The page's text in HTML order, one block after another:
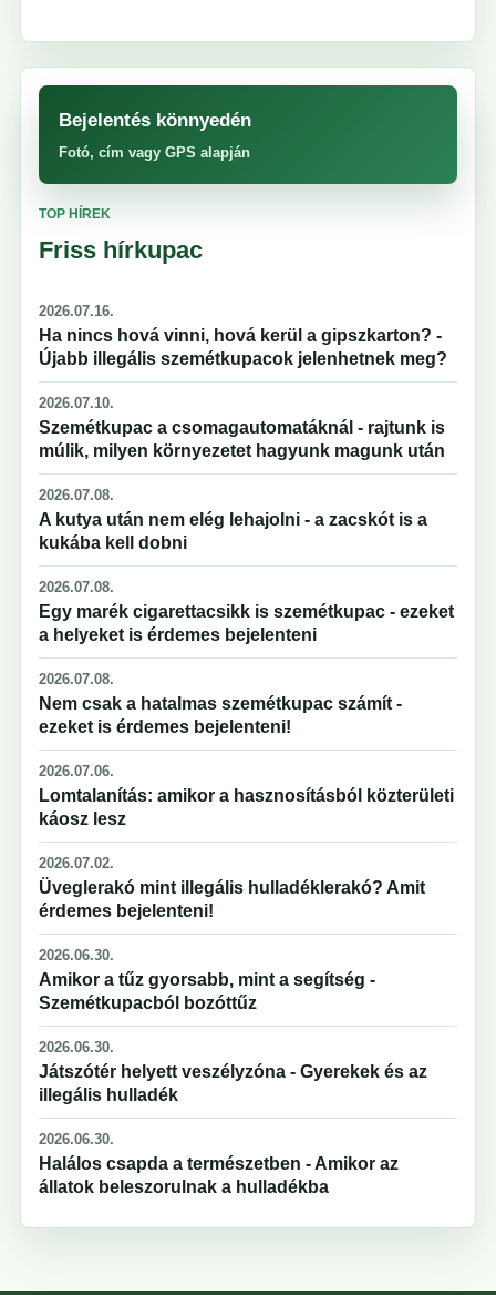
Bejelentés könnyedén
Fotó, cím vagy GPS alapján
TOP HÍREK
Friss hírkupac
2026.07.16.
Ha nincs hová vinni, hová kerül a gipszkarton? -
Újabb illegális szemétkupacok jelenhetnek meg?
2026.07.10.
Szemétkupac a csomagautomatáknál - rajtunk is
múlik, milyen környezetet hagyunk magunk után
2026.07.08.
A kutya után nem elég lehajolni - a zacskót is a
kukába kell dobni
2026.07.08.
Egy marék cigarettacsikk is szemétkupac - ezeket
a helyeket is érdemes bejelenteni
2026.07.08.
Nem csak a hatalmas szemétkupac számít -
ezeket is érdemes bejelenteni!
2026.07.06.
Lomtalanítás: amikor a hasznosításból közterületi
káosz lesz
2026.07.02.
Üveglerakó mint illegális hulladéklerakó? Amit
érdemes bejelenteni!
2026.06.30.
Amikor a tűz gyorsabb, mint a segítség -
Szemétkupacból bozóttűz
2026.06.30.
Játszótér helyett veszélyzóna - Gyerekek és az
illegális hulladék
2026.06.30.
Halálos csapda a természetben - Amikor az
állatok beleszorulnak a hulladékba